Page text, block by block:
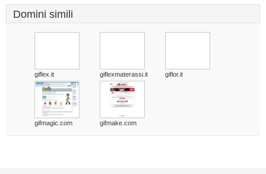
Domini simili
giflex.it giflexmaterassi.it giflor.it
gifmagic.com gifmake.com